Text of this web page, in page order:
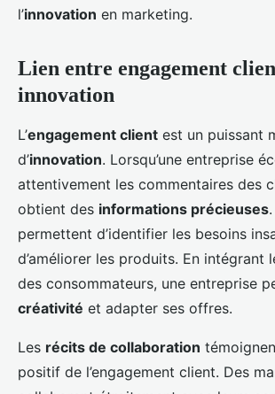
l’innovation en marketing.
Lien entre engagement
innovation
L’engagement client est un puissant
d’innovation. Lorsqu’une entreprise
attentivement les commentaires des
obtient des informations précieuses
permettent d’identifier les besoins
d’améliorer les produits. En intégrant
des consommateurs, une entreprise
créativité et adapter ses offres.
Les récits de collaboration
positif de l’engagement client. Des